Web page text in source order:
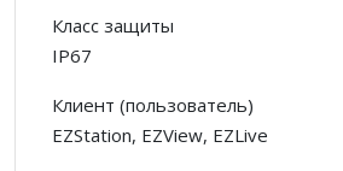
Класс защиты
IP67
Клиент (пользователь)
EZStation, EZView, EZLive